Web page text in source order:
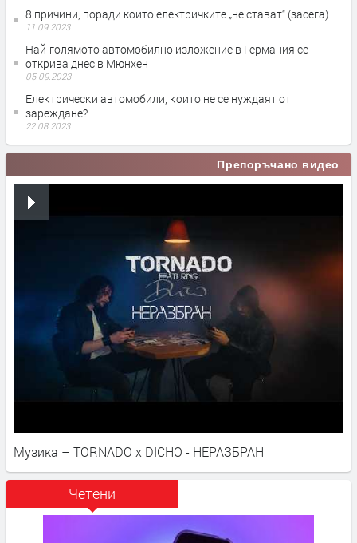
8 причини, поради които електричките „не стават“ (засега)
11.09.2023
Най-голямото автомобилно изложение в Германия се
открива днес в Мюнхен
05.09.2023
Eлeĸтpичecĸи aвтoмoбили, ĸoитo нe ce нyждaят oт
зареждане?
22.08.2023
Препоръчано видео
Музика – TORNADO x DICHO - НЕРАЗБРАН
Четени